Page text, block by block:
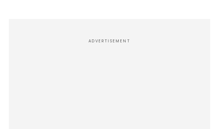
ADVERTISEMENT